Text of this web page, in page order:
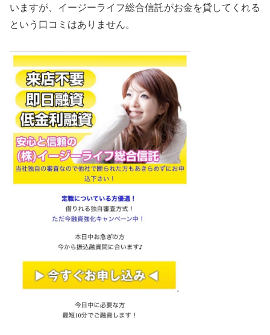
いますが、イージーライフ総合信託がお金を貸してくれる
という口コミはありません。